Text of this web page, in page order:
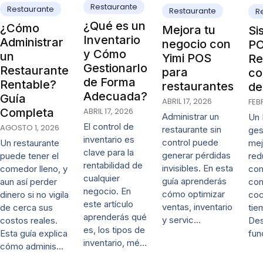
Restaurante
¿Cómo
Administrar
un
Restaurante
Rentable?
Guía
Completa
AGOSTO 1, 2026
Un restaurante
puede tener el
comedor lleno, y
aun así perder
dinero si no vigila
de cerca sus
costos reales.
Esta guía explica
cómo adminis…
Restaurante
¿Qué es un
Inventario
y Cómo
Gestionarlo
de Forma
Adecuada?
ABRIL 17, 2026
El control de
inventario es
clave para la
rentabilidad de
cualquier
negocio. En
este artículo
aprenderás qué
es, los tipos de
inventario, mé…
Restaurante
Mejora tu
negocio con
Yimi POS
para
restaurantes
ABRIL 17, 2026
Administrar un
restaurante sin
control puede
generar pérdidas
invisibles. En esta
guía aprenderás
cómo optimizar
ventas, inventario
y servic…
Un